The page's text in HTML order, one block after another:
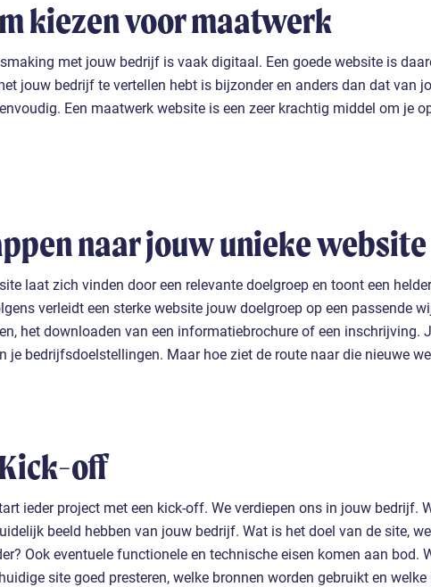
kiezen voor maatwerk
met jouw bedrijf is vaak digitaal. Een goede website is
jouw bedrijf te vertellen hebt is bijzonder en anders dan dat van
Een maatwerk website is een zeer krachtig middel om je
naar jouw unieke website
laat zich vinden door een relevante doelgroep en toont een
verleidt een sterke website jouw doelgroep op een passende
het downloaden van een informatiebrochure of een inschrijving.
je bedrijfsdoelstellingen. Maar hoe ziet de route naar die nieuwe
off
ieder project met een kick-off. We verdiepen ons in jouw bedrijf.
beeld hebben van jouw bedrijf. Wat is het doel van de site,
Ook eventuele functionele en technische eisen komen aan bod.
site goed presteren, welke bronnen worden gebruikt en